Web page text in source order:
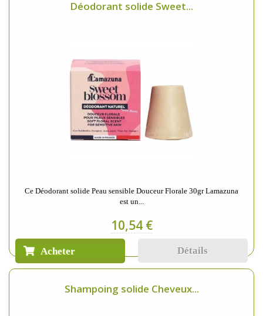
Déodorant solide Sweet...
Ce Déodorant solide Peau sensible Douceur Florale 30gr Lamazuna
est un...
10,54 €
Acheter Détails
Shampoing solide Cheveux...